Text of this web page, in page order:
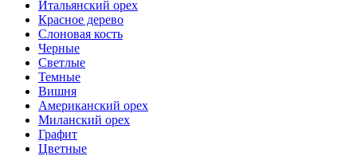
Итальянский орех
Красное дерево
Слоновая кость
Черные
Светлые
Темные
Вишня
Американский орех
Миланский орех
Графит
Цветные